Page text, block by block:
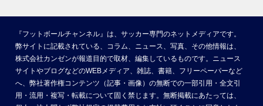
『フットボールチャンネル』は、サッカー専門のネットメディアです。
弊サイトに記載されている、コラム、ニュース、写真、その他情報は、
株式会社カンゼンが報道目的で取材、編集しているものです。ニュース
サイトやブログなどのWEBメディア、雑誌、書籍、フリーペーパーなど
へ、弊社著作権コンテンツ（記事・画像）の無断での一部引用・全文引
用・流用・複写・転載について固く禁じます。無断掲載にあたっては、